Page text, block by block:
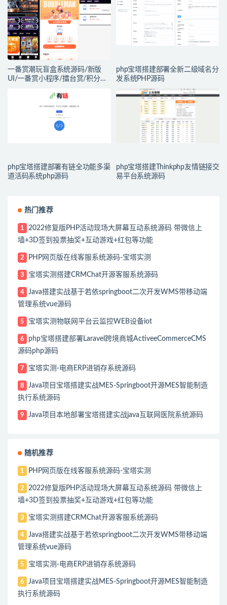
一番赏潮玩盲盒系统源码/新版
UI/一番赏小程序/擂台赏/积分赏/
php宝塔搭建部署全新二级域名分
发系统PHP源码
php宝塔搭建部署有链全功能多渠
道活码系统php源码
php宝塔搭建Thinkphp友情链接交
易平台系统源码
热门推荐
1
2022修复版PHP活动现场大屏幕互动系统源码 带微信上
墙+3D签到投票抽奖+互动游戏+红包等功能
2 PHP网页版在线客服系统源码-宝塔实测
3 宝塔实测搭建CRMChat开源客服系统源码
4
Java搭建实战基于若依springboot二次开发WMS带移动端
管理系统vue源码
5 宝塔实测物联网平台云监控WEB设备iot
6
php宝塔搭建部署Laravel跨境商城ActiveeCommerceCMS
源码php源码
7 宝塔实测-电商ERP进销存系统源码
8
Java项目宝塔搭建实战MES-Springboot开源MES智能制造
执行系统源码
9 Java项目本地部署宝塔搭建实战java互联网医院系统源码
随机推荐
1 PHP网页版在线客服系统源码-宝塔实测
2
2022修复版PHP活动现场大屏幕互动系统源码 带微信上
墙+3D签到投票抽奖+互动游戏+红包等功能
3 宝塔实测搭建CRMChat开源客服系统源码
4
Java搭建实战基于若依springboot二次开发WMS带移动端
管理系统vue源码
5 宝塔实测-电商ERP进销存系统源码
6
Java项目宝塔搭建实战MES-Springboot开源MES智能制造
执行系统源码